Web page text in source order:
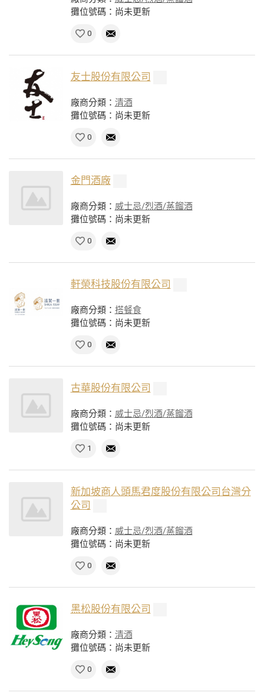
攤位號碼：尚未更新
0
友士股份有限公司
廠商分類： 清酒
攤位號碼：尚未更新
0
金門酒廠
廠商分類： 威士忌/烈酒/蒸餾酒
攤位號碼：尚未更新
0
軒榮科技股份有限公司
廠商分類： 搭餐食
攤位號碼：尚未更新
0
古華股份有限公司
廠商分類： 威士忌/烈酒/蒸餾酒
攤位號碼：尚未更新
1
新加坡商人頭馬君度股份有限公司台灣分
公司
廠商分類： 威士忌/烈酒/蒸餾酒
攤位號碼：尚未更新
0
黑松股份有限公司
廠商分類： 清酒
攤位號碼：尚未更新
0